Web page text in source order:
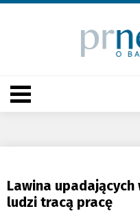
Lawina
ludzi tracą pracę